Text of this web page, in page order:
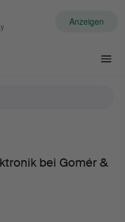
Anzeigen
bei Gomér &